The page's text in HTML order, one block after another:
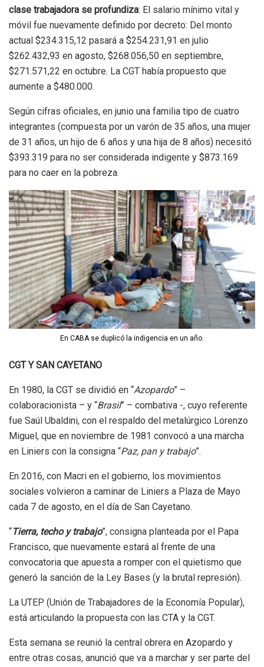
clase trabajadora se profundiza: El salario mínimo vital y
móvil fue nuevamente definido por decreto: Del monto
actual $234.315,12 pasará a $254.231,91 en julio
$262.432,93 en agosto, $268.056,50 en septiembre,
$271.571,22 en octubre. La CGT había propuesto que
aumente a $480.000.
Según cifras oficiales, en junio una familia tipo de cuatro
integrantes (compuesta por un varón de 35 años, una mujer
de 31 años, un hijo de 6 años y una hija de 8 años) necesitó
$393.319 para no ser considerada indigente y $873.169
para no caer en la pobreza.
En CABA se duplicó la indigencia en un año.
CGT Y SAN CAYETANO
En 1980, la CGT se dividió en “Azopardo” –
colaboracionista – y “Brasil” – combativa -, cuyo referente
fue Saúl Ubaldini, con el respaldo del metalúrgico Lorenzo
Miguel, que en noviembre de 1981 convocó a una marcha
en Liniers con la consigna “Paz, pan y trabajo”.
En 2016, con Macri en el gobierno, los movimientos
sociales volvieron a caminar de Liniers a Plaza de Mayo
cada 7 de agosto, en el día de San Cayetano.
“Tierra, techo y trabajo”, consigna planteada por el Papa
Francisco, que nuevamente estará al frente de una
convocatoria que apuesta a romper con el quietismo que
generó la sanción de la Ley Bases (y la brutal represión).
La UTEP (Unión de Trabajadores de la Economía Popular),
está articulando la propuesta con las CTA y la CGT.
Esta semana se reunió la central obrera en Azopardo y
entre otras cosas, anunció que va a marchar y ser parte del